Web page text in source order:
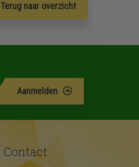
Terug naar overzicht
Aanmelden
Contact